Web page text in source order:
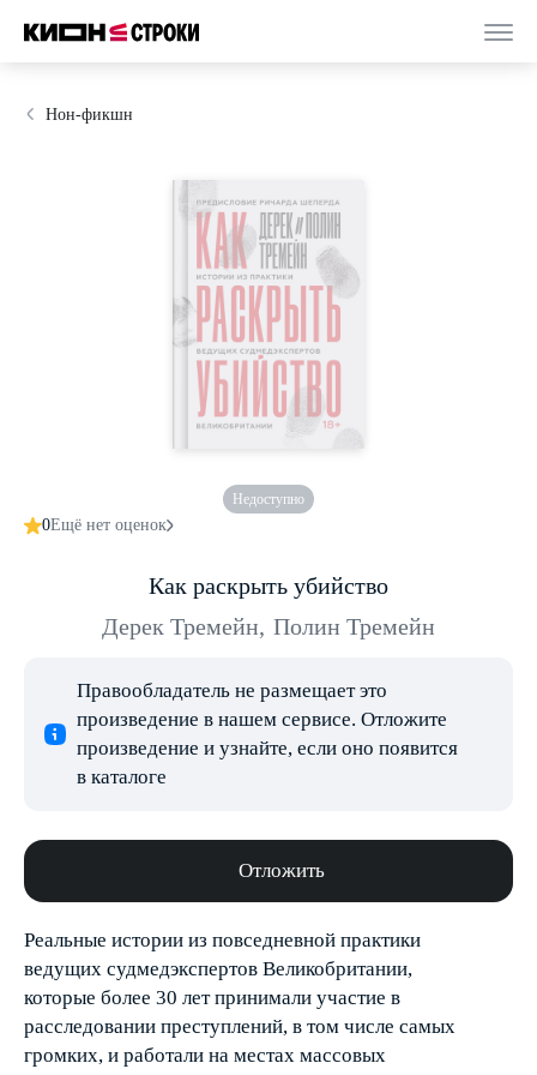
Нон-фикшн
Недоступно
0Ещё нет оценок
Как раскрыть убийство
Дерек Тремейн, Полин Тремейн
Правообладатель не размещает это
произведение в нашем сервисе. Отложите
произведение и узнайте, если оно появится
в каталоге
Отложить
Реальные истории из повседневной практики
ведущих судмедэкспертов Великобритании,
которые более 30 лет принимали участие в
расследовании преступлений, в том числе самых
громких, и работали на местах массовых